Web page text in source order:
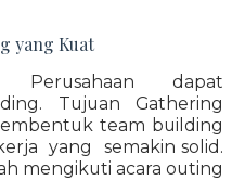
yang Kuat
Perusahaan dapat
Tujuan Gathering
team building
yang semakin solid.
mengikuti acara outing